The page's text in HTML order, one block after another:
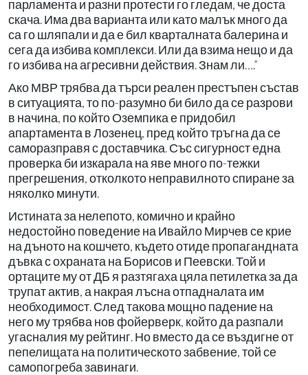
парламента и разни протести го гледам, че доста
скача. Има два варианта или като малък много да
са го шляпали и да е бил кварталната балерина и
сега да избива комплекси. Или да взима нещо и да
го избива на агресивни действия. Знам ли….”
Ако МВР трябва да търси реален престъпен състав
в ситуацията, то по-разумно би било да се разрови
в начина, по който Оземпика е придобил
апартамента в Лозенец, пред който тръгна да се
саморазправя с доставчика. Със сигурност една
проверка би изкарала на яве много по-тежки
прегрешения, отколкото неправилното спиране за
няколко минути.
Истината за нелепото, комично и крайно
недостойно поведение на Ивайло Мирчев се крие
на дъното на кошчето, където отиде пропагандната
дъвка с охраната на Борисов и Пеевски. Той и
ортаците му от ДБ я разтягаха цяла петилетка за да
трупат актив, а накрая лъсна отпадналата им
необходимост. След такова мощно падение на
него му трябва нов фойерверк, който да разпали
угасналия му рейтинг. Но вместо да се въздигне от
пепелищата на политическото забвение, той се
самопогреба завинаги.